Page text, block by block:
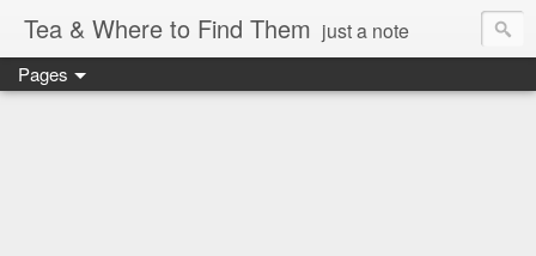
Tea & Where to Find Them just a note
Pages